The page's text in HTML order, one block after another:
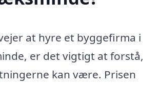
at hyre et byggefirma i
er det vigtigt at forstå,
kan være. Prisen